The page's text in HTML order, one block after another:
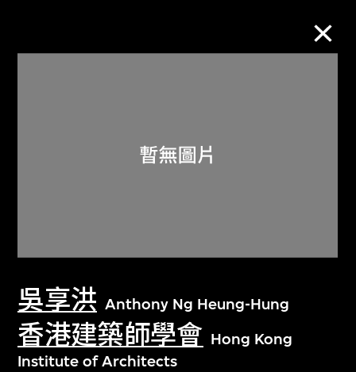
吳享洪 Anthony Ng Heung-Hung
香港建築師學會 Hong Kong
Institute of Architects
關於M+藏品
探索世界頂級的二十及二十一世紀視覺
文化藏品。